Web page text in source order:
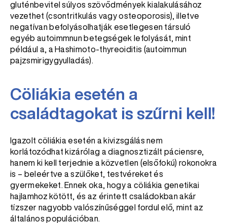
gluténbevitel súlyos szövődmények kialakulásához
vezethet (csontritkulás vagy osteoporosis), illetve
negatívan befolyásolhatják esetlegesen társuló
egyéb autoimmnun betegségek lefolyását, mint
például a, a Hashimoto-thyreoiditis (autoimmun
pajzsmirigygyulladás).
Cöliákia esetén a
családtagokat is szűrni kell!
Igazolt cöliákia esetén a kivizsgálás nem
korlátozódhat kizárólag a diagnosztizált páciensre,
hanem ki kell terjednie a közvetlen (elsőfokú) rokonokra
is – beleértve a szülőket, testvéreket és
gyermekeket. Ennek oka, hogy a cöliákia genetikai
hajlamhoz kötött, és az érintett családokban akár
tízszer nagyobb valószínűséggel fordul elő, mint az
általános populációban.